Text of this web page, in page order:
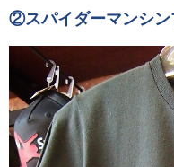
②スパイダーマンシン